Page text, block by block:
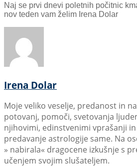
Naj se prvi dnevi poletnih počitnic
nov teden vam želim Irena Dolar
Irena Dolar
Moje veliko veselje, predanost in
potovanj, pomoči, svetovanja
njihovimi, edinstvenimi vprašanji
predavanje astrologije same. Na
» nabirala« dragocene izkušnje s
učenjem svojim slušateljem.